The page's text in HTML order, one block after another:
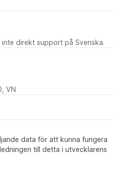
direkt support på Svenska.
VN
data för att kunna fungera
till detta i utvecklarens